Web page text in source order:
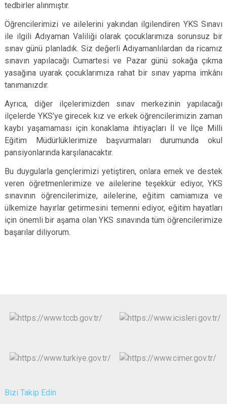
tedbirler alınmıştır.
Öğrencilerimizi ve ailelerini yakından ilgilendiren YKS Sınavı
ile ilgili Adıyaman Valiliği olarak çocuklarımıza sorunsuz bir
sınav günü planladık. Siz değerli Adıyamanlılardan da ricamız
sınavın yapılacağı Cumartesi ve Pazar günü sokağa çıkma
yasağına uyarak çocuklarımıza rahat bir sınav yapma imkânı
tanımanızdır.
Ayrıca, diğer ilçelerimizden sınav merkezinin yapılacağı
ilçelerde YKS’ye girecek kız ve erkek öğrencilerimizin zaman
kaybı yaşamaması için konaklama ihtiyaçları İl ve İlçe Milli
Eğitim Müdürlüklerimize başvurmaları durumunda okul
pansiyonlarında karşılanacaktır.
Bu duygularla gençlerimizi yetiştiren, onlara emek ve destek
veren öğretmenlerimize ve ailelerine teşekkür ediyor, YKS
sınavının öğrencilerimize, ailelerine, eğitim camiamıza ve
ülkemize hayırlar getirmesini temenni ediyor, eğitim hayatları
için önemli bir aşama olan YKS sınavında tüm öğrencilerimize
başarılar diliyorum.
Bizi Takip Edin